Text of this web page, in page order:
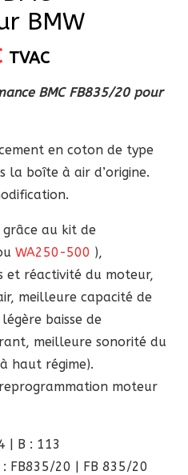
BMW
Le
actuel
84,15 €.
TVAC
BMC FB835/20 pour
en coton de type
la boîte à air d’origine.
au kit de
WA250-500 ),
et réactivité du moteur,
meilleure capacité de
baisse de
meilleure sonorité du
haut régime).
moteur
| B : 113
FB835/20 | FB 835/20